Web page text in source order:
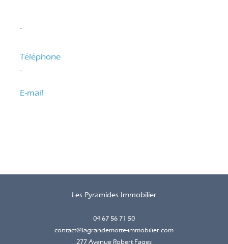
-
Téléphone
-
E-mail
-
Les Pyramides Immobilier
04 67 56 71 50
contact@lagrandemotte-immobilier.com
277 Avenue Robert Fages